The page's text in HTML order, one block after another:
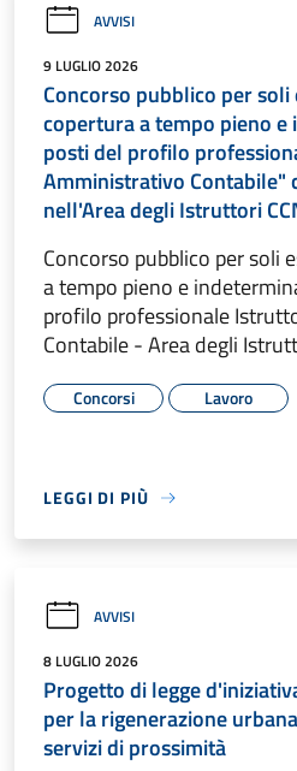
AVVISI
9 LUGLIO 2026
Concorso pubblico per soli
copertura a tempo pieno
posti del profilo
Amministrativo Contabile"
nell'Area degli Istruttori
Concorso pubblico per soli
a tempo pieno e
profilo professionale
Contabile - Area degli
Concorsi Lavoro
LEGGI DI PIÙ
AVVISI
8 LUGLIO 2026
Progetto di legge
per la rigenerazione
servizi di prossimità